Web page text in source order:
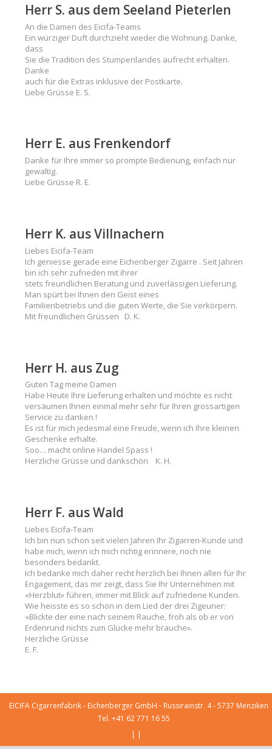
Herr S. aus dem Seeland Pieterlen
An die Damen des Eicifa-Teams
Ein würziger Duft durchzieht wieder die Wohnung. Danke,
dass
Sie die Tradition des Stumpenlandes aufrecht erhalten.
Danke
auch für die Extras inklusive der Postkarte.
Liebe Grüsse E. S.
Herr E. aus Frenkendorf
Danke für Ihre immer so prompte Bedienung, einfach nur
gewaltig.
Liebe Grüsse R. E.
Herr K. aus Villnachern
Liebes Eicifa-Team
Ich geniesse gerade eine Eichenberger Zigarre . Seit Jahren
bin ich sehr zufrieden mit ihrer
stets freundlichen Beratung und zuverlässigen Lieferung.
Man spürt bei Ihnen den Geist eines
Familienbetriebs und die guten Werte, die Sie verkörpern.
Mit freundlichen Grüssen D. K.
Herr H. aus Zug
Guten Tag meine Damen
Habe Heute Ihre Lieferung erhalten und möchte es nicht
versäumen Ihnen einmal mehr sehr für Ihren grossartigen
Service zu danken !
Es ist für mich jedesmal eine Freude, wenn ich Ihre kleinen
Geschenke erhalte.
Soo… macht online Handel Spass !
Herzliche Grüsse und dankschön K. H.
Herr F. aus Wald
Liebes Eicifa-Team
Ich bin nun schon seit vielen Jahren Ihr Zigarren-Kunde und
habe mich, wenn ich mich richtig erinnere, noch nie
besonders bedankt.
Ich bedanke mich daher recht herzlich bei Ihnen allen für Ihr
Engagement, das mir zeigt, dass Sie Ihr Unternehmen mit
«Herzblut» führen, immer mit Blick auf zufriedene Kunden.
Wie heisste es so schön in dem Lied der drei Zigeuner:
«Blickte der eine nach seinem Rauche, froh als ob er von
Erdenrund nichts zum Glücke mehr brauche».
Herzliche Grüsse
E. F.
EICIFA Cigarrenfabrik - Eichenberger GmbH - Russirainstr. 4 - 5737 Menziken
Tel. +41 62 771 16 55
| |